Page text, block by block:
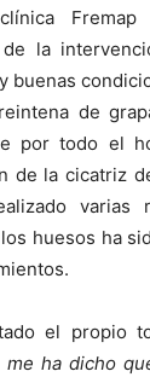
Fremap
la
buenas
de
por todo el
de la cicatriz
varias
huesos ha
el propio
me ha dicho